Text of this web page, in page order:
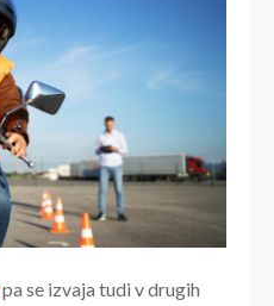
pa se izvaja tudi v drugih